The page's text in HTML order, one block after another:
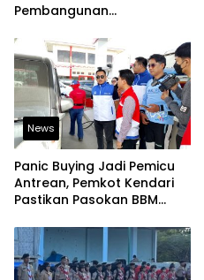
Pembangunan
News
Panic Buying Jadi Pemicu
Antrean, Pemkot Kendari
Pastikan Pasokan BBM